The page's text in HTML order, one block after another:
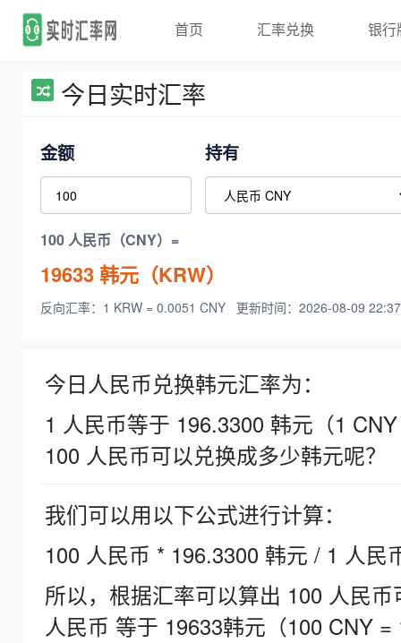
首页 汇率兑换 银行
今日实时汇率
金额 持有
100 人民币（CNY）=
19633韩元（KRW）
反向汇率：1 KRW = 0.0051 CNY 更新时间：2026-08-09
今日人民币兑换韩元汇率为：
1 人民币等于 196.3300 韩元（1
100 人民币可以兑换成多少韩元呢？
我们可以用以下公式进行计算：
100 人民币 * 196.3300 韩元 / 1 人民
所以，根据汇率可以算出 100 人民
人民币 等于 19633韩元（100 CNY =